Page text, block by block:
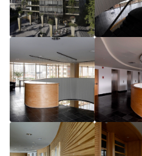
Reglamento de
Programa de